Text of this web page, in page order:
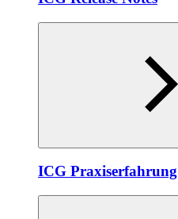
ICG Praxiserfahrung